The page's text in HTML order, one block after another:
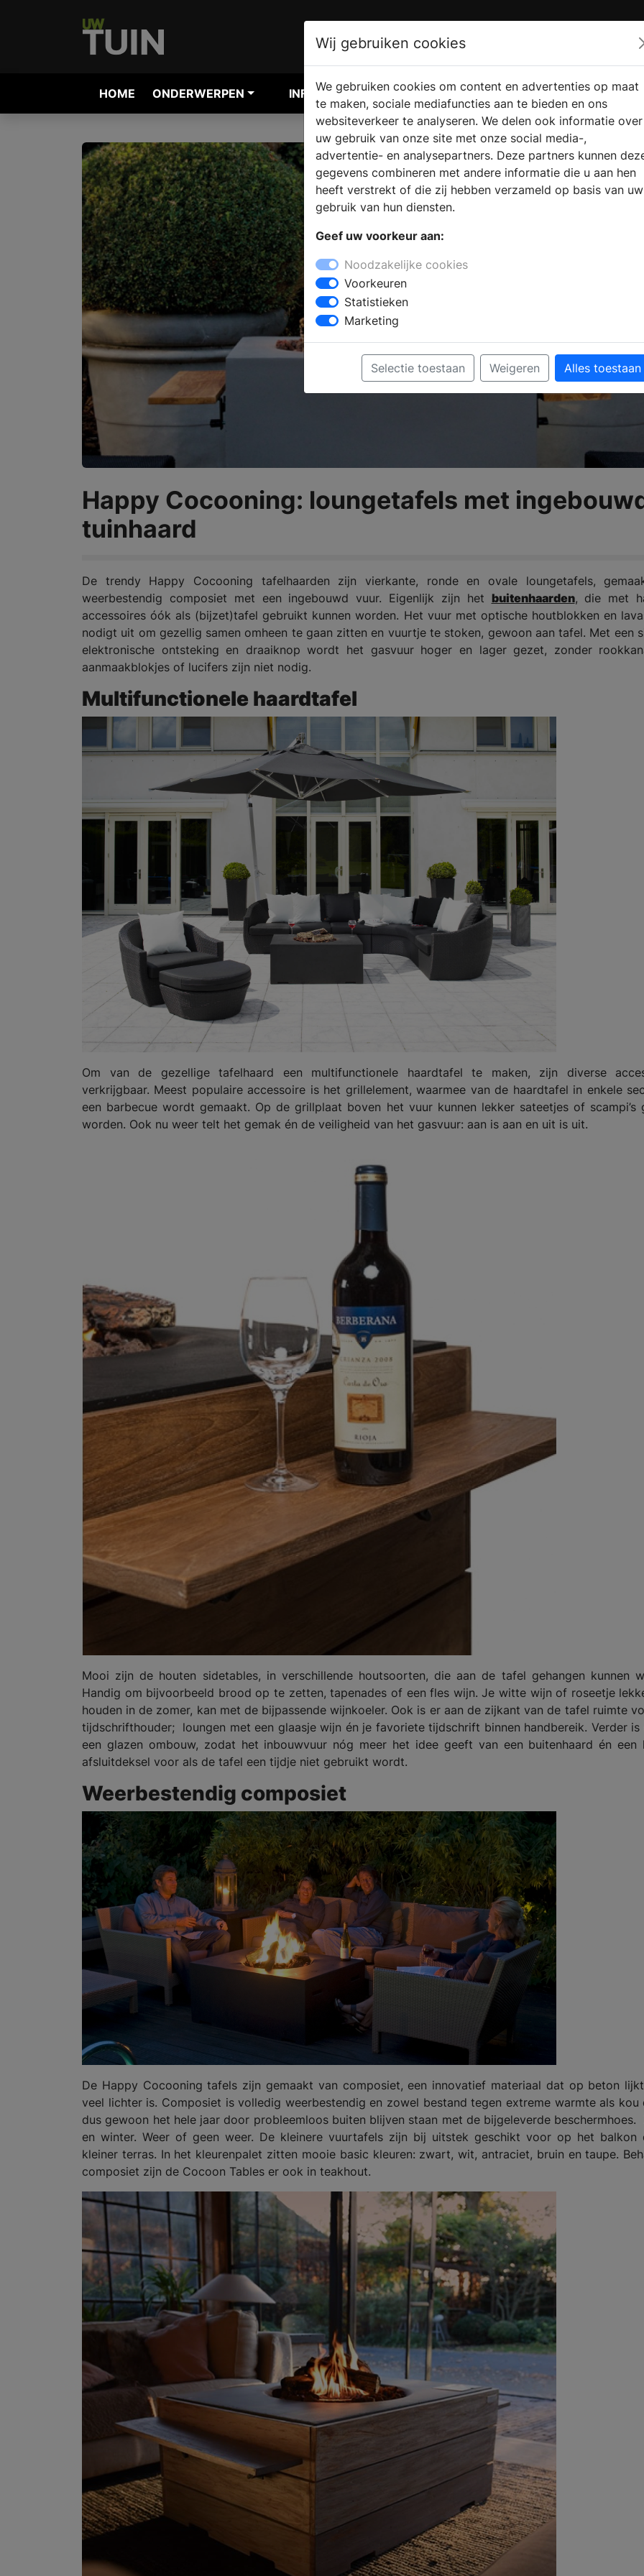
HOME ONDERWERPEN INFORMATIE AANVRAGEN VERKOOPLOCATIE VINDEN
Happy Cocooning: loungetafels met
tuinhaard
De trendy Happy Cocooning tafelhaarden zijn vierkante, ronde en ovale loungetafels,
weerbestendig composiet met een ingebouwd vuur. Eigenlijk zijn het buitenhaarden, die met
accessoires óók als (bijzet)tafel gebruikt kunnen worden. Het vuur met optische houtblokken en
nodigt uit om gezellig samen omheen te gaan zitten en vuurtje te stoken, gewoon aan tafel. Met een
elektronische ontsteking en draaiknop wordt het gasvuur hoger en lager gezet, zonder
aanmaakblokjes of lucifers zijn niet nodig.
Multifunctionele haardtafel
Om van de gezellige tafelhaard een multifunctionele haardtafel te maken, zijn diverse
verkrijgbaar. Meest populaire accessoire is het grillelement, waarmee van de haardtafel in enkele
een barbecue wordt gemaakt. Op de grillplaat boven het vuur kunnen lekker sateetjes of scampi’s
worden. Ook nu weer telt het gemak én de veiligheid van het gasvuur: aan is aan en uit is uit.
Mooi zijn de houten sidetables, in verschillende houtsoorten, die aan de tafel gehangen kunnen
Handig om bijvoorbeeld brood op te zetten, tapenades of een fles wijn. Je witte wijn of roseetje
houden in de zomer, kan met de bijpassende wijnkoeler. Ook is er aan de zijkant van de tafel ruimte
tijdschrifthouder; loungen met een glaasje wijn én je favoriete tijdschrift binnen handbereik. Verder is
een glazen ombouw, zodat het inbouwvuur nóg meer het idee geeft van een buitenhaard én een
afsluitdeksel voor als de tafel een tijdje niet gebruikt wordt.
Weerbestendig composiet
De Happy Cocooning tafels zijn gemaakt van composiet, een innovatief materiaal dat op beton
veel lichter is. Composiet is volledig weerbestendig en zowel bestand tegen extreme warmte als kou
dus gewoon het hele jaar door probleemloos buiten blijven staan met de bijgeleverde beschermhoes.
en winter. Weer of geen weer. De kleinere vuurtafels zijn bij uitstek geschikt voor op het balkon
kleiner terras. In het kleurenpalet zitten mooie basic kleuren: zwart, wit, antraciet, bruin en taupe.
composiet zijn de Cocoon Tables er ook in teakhout.
Wij gebruiken cookies
We gebruiken cookies om content en advertenties op maat
te maken, sociale mediafuncties aan te bieden en ons
websiteverkeer te analyseren. We delen ook informatie over
uw gebruik van onze site met onze social media-,
advertentie- en analysepartners. Deze partners kunnen
gegevens combineren met andere informatie die u aan hen
heeft verstrekt of die zij hebben verzameld op basis van uw
gebruik van hun diensten.
Geef uw voorkeur aan:
Noodzakelijke cookies
Voorkeuren
Statistieken
Marketing
Selectie toestaan Weigeren Alles toestaan